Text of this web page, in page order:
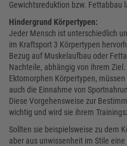
Gewichtsreduktion bzw. Fettabbau
Hindergrund Körpertypen:
Jeder Mensch ist unterschiedlich
im Kraftsport 3 Körpertypen
Bezug auf Muskelaufbau oder
Nachteile, abhängig von ihrem
Ektomorphen Körpertypen,
auch die Einnahme von
Diese Vorgehensweise zur
wichtig und wird sie ihrem
Sollten sie beispielsweise zu dem
aber aus unwissenheit im Stile